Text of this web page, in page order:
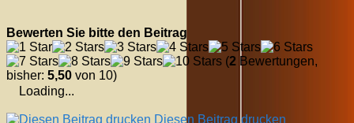
Bewerten Sie bitte den Beitrag
(2 Bewertungen,
bisher: 5,50 von 10)
Loading...
Diesen Beitrag drucken